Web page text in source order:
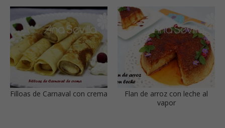
Filloas de Carnaval con crema
Flan de arroz con leche al
vapor